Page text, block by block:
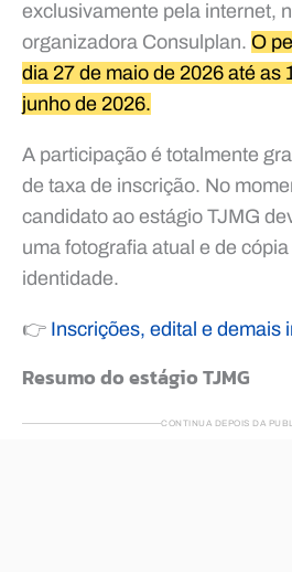
exclusivamente pela internet,
organizadora Consulplan. O
dia 27 de maio de 2026 até as
junho de 2026.
A participação é totalmente
de taxa de inscrição. No
candidato ao estágio TJMG
uma fotografia atual e de
identidade.
👉 Inscrições, edital e demais
Resumo do estágio TJMG
CONTINUA DEPOIS DA